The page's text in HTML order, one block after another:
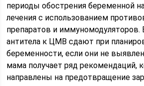
периоды обострения беременной
лечения с использованием
препаратов и иммуномодуляторов.
антитела к ЦМВ сдают при
беременности, если они не
мама получает ряд рекомендаций,
направлены на предотвращение